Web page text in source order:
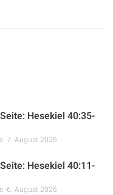
Hesekiel 40:35-
7. August 2026
Hesekiel 40:11-
6. August 2026